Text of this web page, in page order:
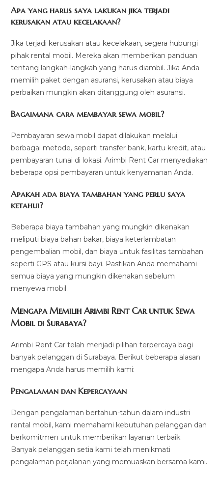
Apa yang harus saya lakukan jika terjadi
kerusakan atau kecelakaan?
Jika terjadi kerusakan atau kecelakaan, segera hubungi
pihak rental mobil. Mereka akan memberikan panduan
tentang langkah-langkah yang harus diambil. Jika Anda
memilih paket dengan asuransi, kerusakan atau biaya
perbaikan mungkin akan ditanggung oleh asuransi.
Bagaimana cara membayar sewa mobil?
Pembayaran sewa mobil dapat dilakukan melalui
berbagai metode, seperti transfer bank, kartu kredit, atau
pembayaran tunai di lokasi. Arimbi Rent Car menyediakan
beberapa opsi pembayaran untuk kenyamanan Anda.
Apakah ada biaya tambahan yang perlu saya
ketahui?
Beberapa biaya tambahan yang mungkin dikenakan
meliputi biaya bahan bakar, biaya keterlambatan
pengembalian mobil, dan biaya untuk fasilitas tambahan
seperti GPS atau kursi bayi. Pastikan Anda memahami
semua biaya yang mungkin dikenakan sebelum
menyewa mobil.
Mengapa Memilih Arimbi Rent Car untuk Sewa
Mobil di Surabaya?
Arimbi Rent Car telah menjadi pilihan terpercaya bagi
banyak pelanggan di Surabaya. Berikut beberapa alasan
mengapa Anda harus memilih kami:
Pengalaman dan Kepercayaan
Dengan pengalaman bertahun-tahun dalam industri
rental mobil, kami memahami kebutuhan pelanggan dan
berkomitmen untuk memberikan layanan terbaik.
Banyak pelanggan setia kami telah menikmati
pengalaman perjalanan yang memuaskan bersama kami.